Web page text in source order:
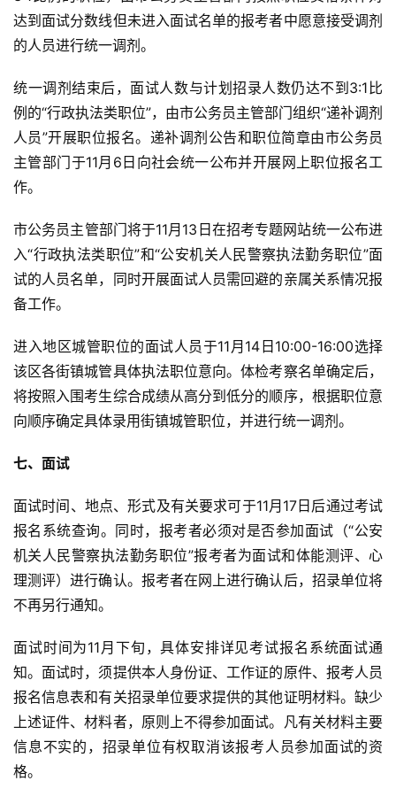
达到面试分数线但未进入面试名单的报考者中愿意接受调剂
的人员进行统一调剂。
统一调剂结束后，面试人数与计划招录人数仍达不到3:1比
例的“行政执法类职位”，由市公务员主管部门组织“递补调剂
人员”开展职位报名。递补调剂公告和职位简章由市公务员
主管部门于11月6日向社会统一公布并开展网上职位报名工
作。
市公务员主管部门将于11月13日在招考专题网站统一公布进
入“行政执法类职位”和“公安机关人民警察执法勤务职位”面
试的人员名单，同时开展面试人员需回避的亲属关系情况报
备工作。
进入地区城管职位的面试人员于11月14日10:00-16:00选择
该区各街镇城管具体执法职位意向。体检考察名单确定后，
将按照入围考生综合成绩从高分到低分的顺序，根据职位意
向顺序确定具体录用街镇城管职位，并进行统一调剂。
七、面试
面试时间、地点、形式及有关要求可于11月17日后通过考试
报名系统查询。同时，报考者必须对是否参加面试（“公安
机关人民警察执法勤务职位”报考者为面试和体能测评、心
理测评）进行确认。报考者在网上进行确认后，招录单位将
不再另行通知。
面试时间为11月下旬，具体安排详见考试报名系统面试通
知。面试时，须提供本人身份证、工作证的原件、报考人员
报名信息表和有关招录单位要求提供的其他证明材料。缺少
上述证件、材料者，原则上不得参加面试。凡有关材料主要
信息不实的，招录单位有权取消该报考人员参加面试的资
格。